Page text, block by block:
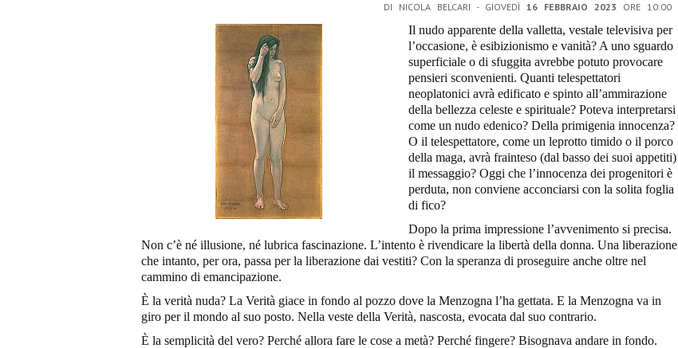
DI NICOLA BELCARI - GIOVEDÌ 16 FEBBRAIO 2023 ORE 10:00
Il nudo apparente della valletta, vestale televisiva per
l’occasione, è esibizionismo e vanità? A uno sguardo
superficiale o di sfuggita avrebbe potuto provocare
pensieri sconvenienti. Quanti telespettatori
neoplatonici avrà edificato e spinto all’ammirazione
della bellezza celeste e spirituale? Poteva interpretarsi
come un nudo edenico? Della primigenia innocenza?
O il telespettatore, come un leprotto timido o il porco
della maga, avrà frainteso (dal basso dei suoi appetiti)
il messaggio? Oggi che l’innocenza dei progenitori è
perduta, non conviene acconciarsi con la solita foglia
di fico?
Dopo la prima impressione l’avvenimento si precisa.
Non c’è né illusione, né lubrica fascinazione. L’intento è rivendicare la libertà della donna. Una liberazione
che intanto, per ora, passa per la liberazione dai vestiti? Con la speranza di proseguire anche oltre nel
cammino di emancipazione.
È la verità nuda? La Verità giace in fondo al pozzo dove la Menzogna l’ha gettata. E la Menzogna va in
giro per il mondo al suo posto. Nella veste della Verità, nascosta, evocata dal suo contrario.
È la semplicità del vero? Perché allora fare le cose a metà? Perché fingere? Bisognava andare in fondo.